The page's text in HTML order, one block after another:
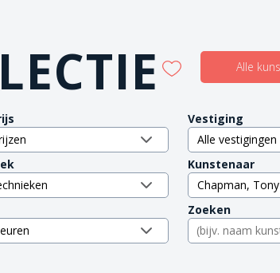
Alle
Vestiging
Kunstenaar
Zoeken